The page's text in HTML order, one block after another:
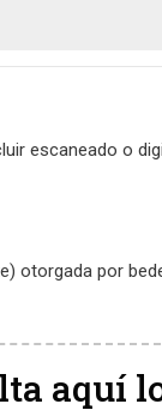
escaneado o
otorgada por
aquí